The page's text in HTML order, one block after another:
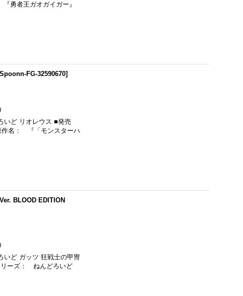
勇者王ガオガイガー』
Spoonn-FG-32590670]
ど リオレウス ■発売
名： 『「モンスターハ
BLOOD EDITION
ど ガッツ 狂戦士の甲冑
ーズ： ねんどろいど